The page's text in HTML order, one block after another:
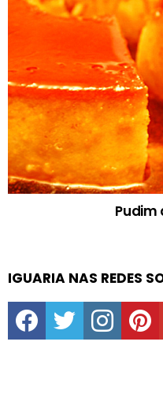
Pudim
IGUARIA NAS REDES
facebooktwitter instagram